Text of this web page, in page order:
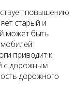
повышению
старый и
может быть
приводит к
с дорожным
дорожного